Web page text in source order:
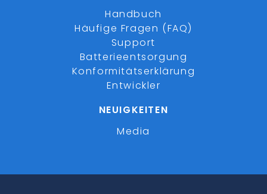
Handbuch
Häufige Fragen (FAQ)
Support
Batterieentsorgung
Konformitätserklärung
Entwickler
NEUIGKEITEN
Media